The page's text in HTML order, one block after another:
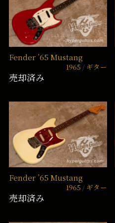
Fender ’65 Mustang
1965 ギター
売却済み
Fender ’65 Mustang
1965 ギター
売却済み